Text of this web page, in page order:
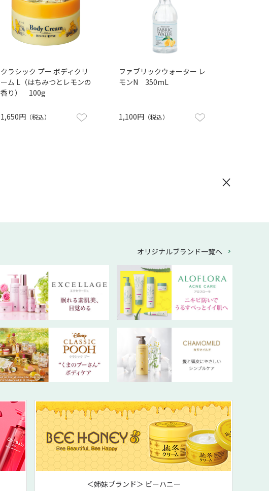
クラシック プー ボディクリ
ーム L（はちみつとレモンの
香り） 100g
1,650円 （税込）
ファブリックウォーター レ
モンN 350mL
1,100円 （税込）
×
オリジナルブランド一覧へ
＜姉妹ブランド＞ ビーハニー